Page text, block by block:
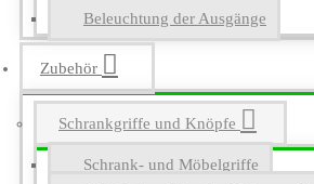
Beleuchtung der Ausgänge
Zubehör
Schrankgriffe und Knöpfe
Schrank- und Möbelgriffe